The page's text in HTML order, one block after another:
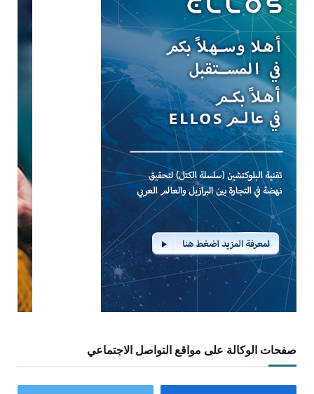
صفحات الوكالة على مواقع التواصل الاجتماعي